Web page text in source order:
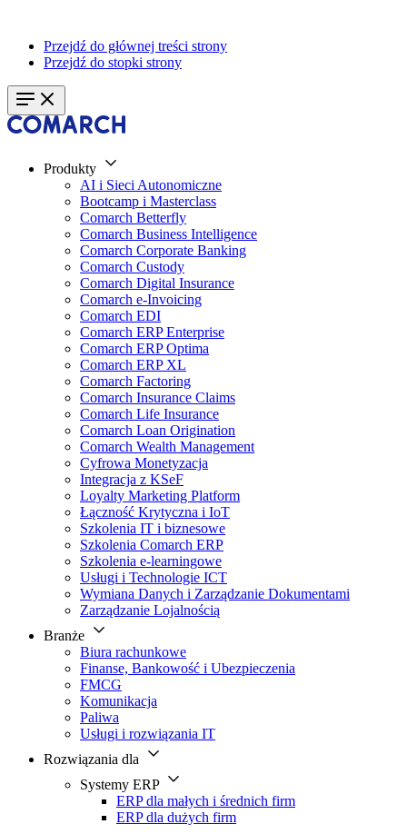
Przejdź do głównej treści strony
Przejdź do stopki strony
Produkty
AI i Sieci Autonomiczne
Bootcamp i Masterclass
Comarch Betterfly
Comarch Business Intelligence
Comarch Corporate Banking
Comarch Custody
Comarch Digital Insurance
Comarch e-Invoicing
Comarch EDI
Comarch ERP Enterprise
Comarch ERP Optima
Comarch ERP XL
Comarch Factoring
Comarch Insurance Claims
Comarch Life Insurance
Comarch Loan Origination
Comarch Wealth Management
Cyfrowa Monetyzacja
Integracja z KSeF
Loyalty Marketing Platform
Łączność Krytyczna i IoT
Szkolenia IT i biznesowe
Szkolenia Comarch ERP
Szkolenia e-learningowe
Usługi i Technologie ICT
Wymiana Danych i Zarządzanie Dokumentami
Zarządzanie Lojalnością
Branże
Biura rachunkowe
Finanse, Bankowość i Ubezpieczenia
FMCG
Komunikacja
Paliwa
Usługi i rozwiązania IT
Rozwiązania dla
Systemy ERP
ERP dla małych i średnich firm
ERP dla dużych firm